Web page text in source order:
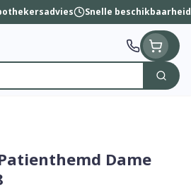
Snelle beschikbaarheid
Zoek
Dame